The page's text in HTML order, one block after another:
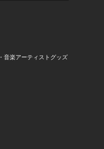
音楽アーティストグッズ